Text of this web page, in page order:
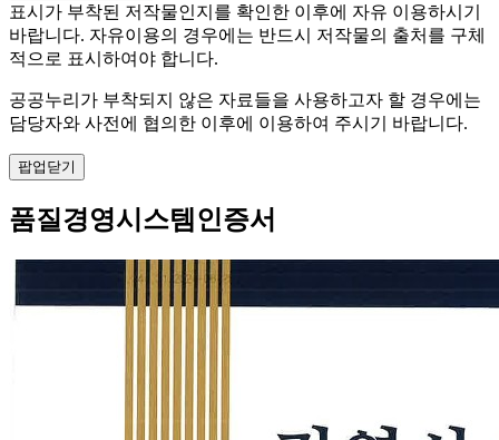
표시가 부착된 저작물인지를 확인한 이후에 자유 이용하시기
바랍니다. 자유이용의 경우에는 반드시 저작물의 출처를 구체
적으로 표시하여야 합니다.
공공누리가 부착되지 않은 자료들을 사용하고자 할 경우에는
담당자와 사전에 협의한 이후에 이용하여 주시기 바랍니다.
팝업닫기
품질경영시스템인증서